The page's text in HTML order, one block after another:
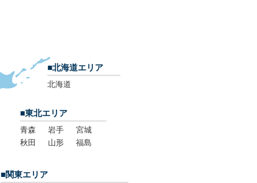
■北海道エリア
北海道
■東北エリア
青森 岩手
宮城
秋田
山形 福島
■関東エリア